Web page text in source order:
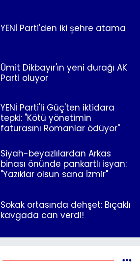
YENİ Parti'den iki şehre atama
Ümit Dikbayır'ın yeni durağı AK
Parti oluyor
YENİ Parti'li Güç'ten iktidara
tepki: "Kötü yönetimin
faturasını Romanlar ödüyor"
Siyah-beyazlılardan Arkas
binası önünde pankartlı isyan:
"Yazıklar olsun sana İzmir"
Sokak ortasında dehşet: Bıçaklı
kavgada can verdi!